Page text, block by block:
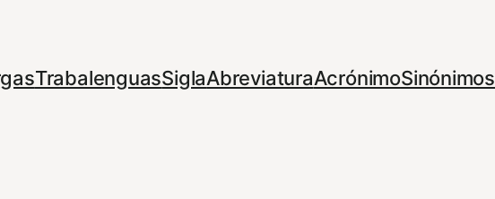
TrabalenguasSiglaAbreviaturaAcrónimoSinónimos